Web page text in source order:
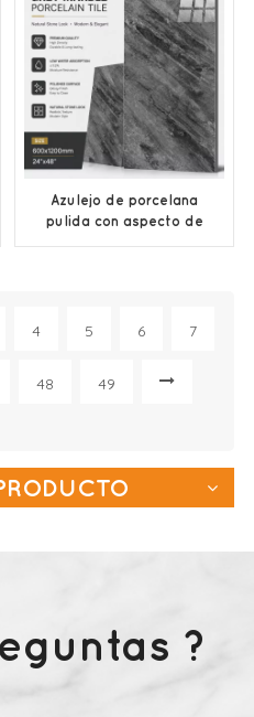
Azulejo de porcelana
pulida con aspecto de
mármol gris moderno a
4 5 6 7
48 49
?